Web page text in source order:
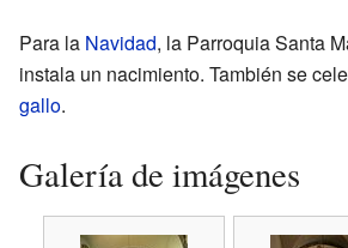
Para la Navidad, la Parroquia Santa
instala un nacimiento. También se
gallo.
Galería de imágenes